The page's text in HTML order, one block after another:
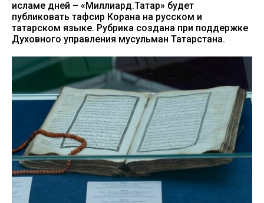
исламе дней – «Миллиард.Татар» будет
публиковать тафсир Корана на русском и
татарском языке. Рубрика создана при поддержке
Духовного управления мусульман Татарстана.